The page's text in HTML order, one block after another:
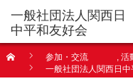
参加・交流 , 活
一般社団法人関西日